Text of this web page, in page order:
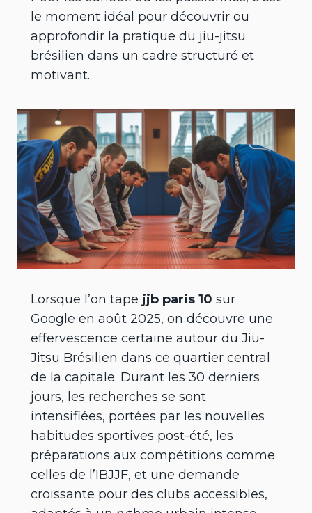
le moment idéal pour découvrir ou
approfondir la pratique du jiu-jitsu
brésilien dans un cadre structuré et
motivant.
Lorsque l’on tape jjb paris 10 sur
Google en août 2025, on découvre une
effervescence certaine autour du Jiu-
Jitsu Brésilien dans ce quartier central
de la capitale. Durant les 30 derniers
jours, les recherches se sont
intensifiées, portées par les nouvelles
habitudes sportives post-été, les
préparations aux compétitions comme
celles de l’IBJJF, et une demande
croissante pour des clubs accessibles,